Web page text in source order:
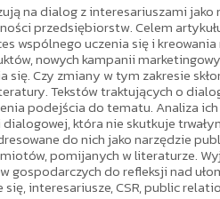
na dialog z interesariuszami
przedsiębiorstw. Celem
wspólnego uczenia się i
nowych kampanii
się. Czy zmiany w tym zakresie
Tekstów traktujących o
podejścia do tematu. Analiza
która nie skutkuje
do nich jako narzędzie
pomijanych w literaturze.
gospodarczych do refleksji nad
interesariusze, CSR, public